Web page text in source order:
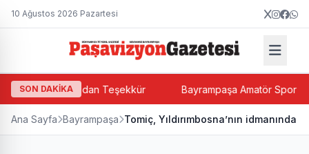
10 Ağustos 2026 Pazartesi
SON DAKİKA
Halit Paşalı'dan Teşekkür Bayrampaşa Amatör Spor
Ana Sayfa Bayrampaşa Tomiç, Yıldırımbosna’nın idmanında